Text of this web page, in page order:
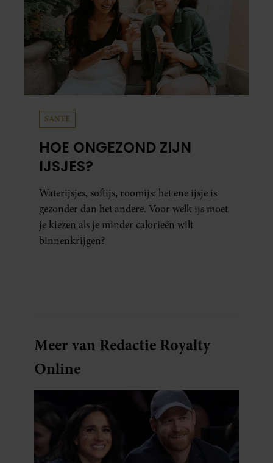
SANTE
HOE ONGEZOND ZIJN
IJSJES?
Waterijsjes, softijs, roomijs: het ene ijsje is
gezonder dan het andere. Voor welk ijs moet
je kiezen als je minder calorieën wilt
binnenkrijgen?
Meer van Redactie Royalty
Online